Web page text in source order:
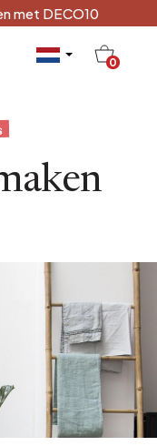
met DECO10
0